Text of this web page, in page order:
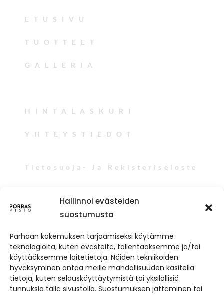
Hallinnoi evästeiden
suostumusta
Parhaan kokemuksen tarjoamiseksi käytämme
teknologioita, kuten evästeitä, tallentaaksemme ja/tai
käyttääksemme laitetietoja. Näiden tekniikoiden
hyväksyminen antaa meille mahdollisuuden käsitellä
tietoja, kuten selauskäyttäytymistä tai yksilöllisiä
tunnuksia tällä sivustolla. Suostumuksen jättäminen tai
ETUSIVU
TUOTTEET
GALLERIA
HINTALASKURI
YHTEYSTIEDOT
Tietosuoja- Ja Rekisteriseloste
Facebook
Instagram